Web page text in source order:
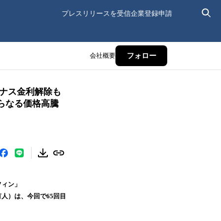
プレスリリースを受信企業登録申請
会社概要 フォロー
ス金利解除も
なる価格高騰
ン」
）は、今回で65回目